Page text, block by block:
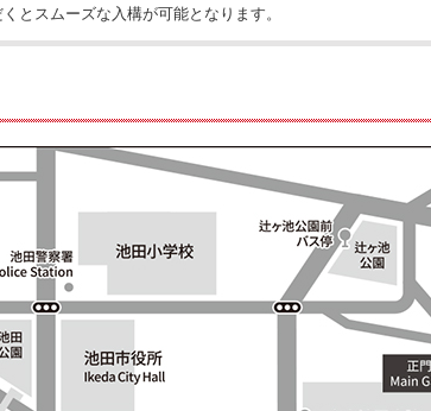
とスムーズな入構が可能となります。